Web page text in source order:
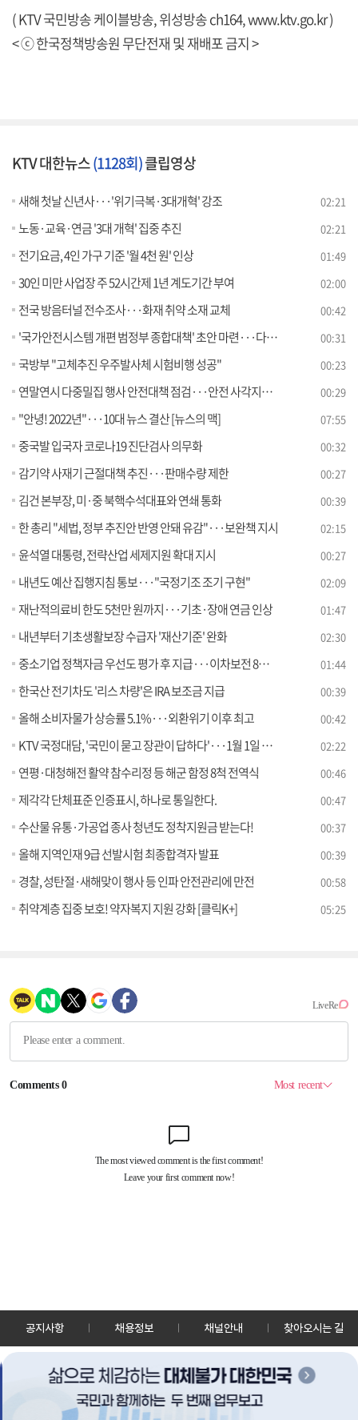
( KTV 국민방송 케이블방송, 위성방송 ch164,www.ktv.go.kr)
< ⓒ 한국정책방송원 무단전재 및 재배포 금지 >
KTV 대한뉴스(1128회)클립영상
새해 첫날 신년사···'위기극복·3대개혁' 강조 02:21
노동·교육·연금 '3대 개혁' 집중 추진 02:21
전기요금, 4인 가구 기준 '월 4천 원' 인상 01:49
30인 미만 사업장 주 52시간제 1년 계도기간 부여 02:00
전국 방음터널 전수조사···화재 취약 소재 교체 00:42
'국가안전시스템 개편 범정부 종합대책' 초안 마련···다음 달 발표 00:31
국방부 "고체추진 우주발사체 시험비행 성공" 00:23
연말연시 다중밀집 행사 안전대책 점검···안전 사각지대 관리 당부 00:29
"안녕! 2022년"···10대 뉴스 결산 [뉴스의 맥] 07:55
중국발 입국자 코로나19 진단검사 의무화 00:32
감기약 사재기 근절대책 추진···판매수량 제한 00:27
김건 본부장, 미·중 북핵수석대표와 연쇄 통화 00:39
한 총리 "세법, 정부 추진안 반영 안돼 유감"···보완책 지시 02:15
윤석열 대통령, 전략산업 세제지원 확대 지시 00:27
내년도 예산 집행지침 통보···"국정기조 조기 구현" 02:09
재난적의료비 한도 5천만 원까지···기초·장애 연금 인상 01:47
내년부터 기초생활보장 수급자 '재산기준' 완화 02:30
중소기업 정책자금 우선도 평가 후 지급···이차보전 8천억 지원 01:44
한국산 전기차도 '리스 차량'은 IRA 보조금 지급 00:39
올해 소비자물가 상승률 5.1%···외환위기 이후 최고 00:42
KTV 국정대담, '국민이 묻고 장관이 답하다'···1월 1일 첫 방송 02:22
연평·대청해전 활약 참수리정 등 해군 함정 8척 전역식 00:46
제각각 단체표준 인증표시, 하나로 통일한다. 00:47
수산물 유통·가공업 종사 청년도 정착지원금 받는다! 00:37
올해 지역인재 9급 선발시험 최종합격자 발표 00:39
경찰, 성탄절·새해맞이 행사 등 인파 안전관리에 만전 00:58
취약계층 집중 보호! 약자복지 지원 강화 [클릭K+] 05:25
공지사항 채용정보 채널안내 찾아오시는 길
30128 세종특별자치시 정부2청사로 13 한국정책방송원 KTV
TEL: 044-204-8000
Copyrightⓒ KTV 국민방송 All Rights Reserved.